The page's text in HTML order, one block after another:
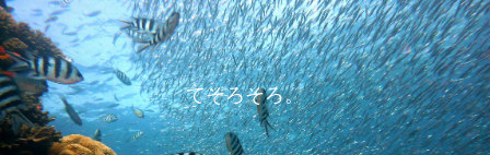
てそろそろ。